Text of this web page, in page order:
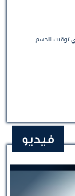
توقيت الحسم
فيديو